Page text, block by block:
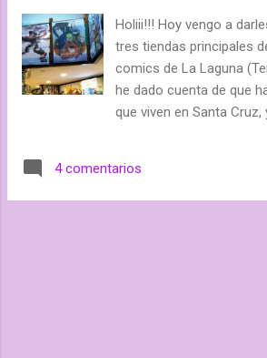
todas las obras de Junko :
Kasa no Shita, Futari Kimi
Konbini-kun
Ouji no Kikan Recipe no
Words Walking with You
Holiii!!! Hoy vengo a
tres tiendas principales
comics de La Laguna
he dado cuenta de que
que viven en Santa Cruz,
Bueno, y también les
párrafo no creo que lo
4 comentarios